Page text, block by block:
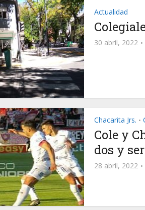
Actualidad
30 abril, 2022
Chacarita Jrs. •
Cole y
dos y
28 abril, 2022